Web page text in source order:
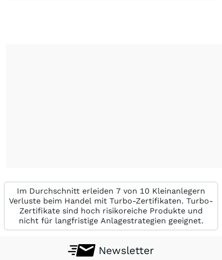
Im Durchschnitt erleiden 7 von 10 Kleinanlegern
Verluste beim Handel mit Turbo-Zertifikaten. Turbo-
Zertifikate sind hoch risikoreiche Produkte und
nicht für langfristige Anlagestrategien geeignet.
Newsletter